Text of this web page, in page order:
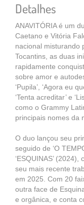
Detalhes
ANAVITÓRIA é um
Caetano e Vitória
nacional misturando
Tocantins, as duas
rapidamente
sobre amor e
‘Pupila’, ‘Agora eu
‘Tenta acreditar’ e
como o Grammy
principais nomes da
O duo lançou seu
seguido de ‘O
‘ESQUINAS’
seu mais recente
em 2025. Com 20
outra face de
e orgânica, e conta